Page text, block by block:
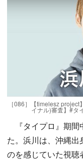
［086］【timelesz
イナル)審査】#タ
『タイプロ』期間
た。浜川は、沖縄
のを感じていた視聴